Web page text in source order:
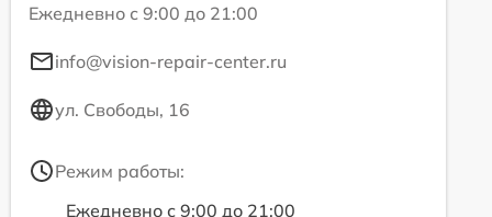
Ежедневно с 9:00 до 21:00
info@vision-repair-center.ru
ул. Свободы, 16
Режим работы:
Ежедневно с 9:00 до 21:00